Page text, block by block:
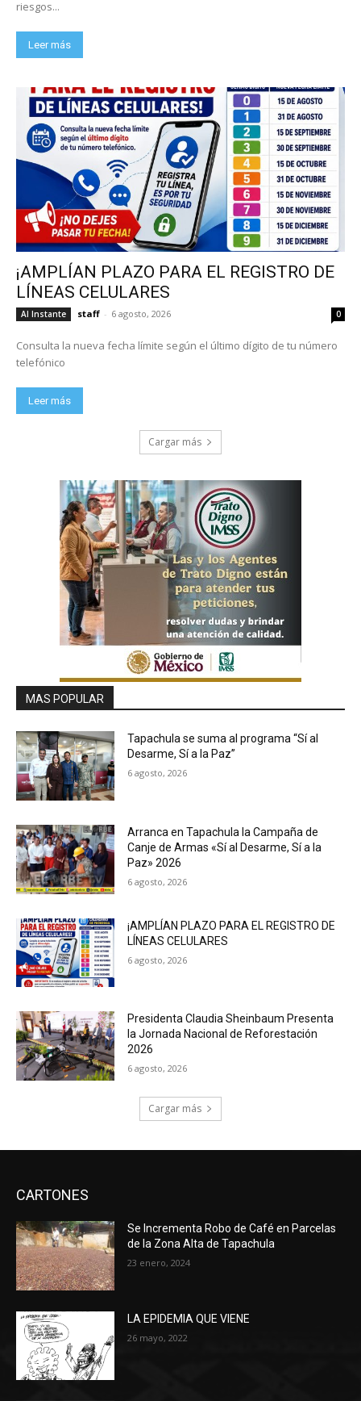
riesgos...
Leer más
¡AMPLÍAN PLAZO PARA EL REGISTRO DE
LÍNEAS CELULARES
Al Instante staff - 6 agosto, 2026 0
Consulta la nueva fecha límite según el último dígito de tu número
telefónico
Leer más
Cargar más
MAS POPULAR
Tapachula se suma al programa “Sí al
Desarme, Sí a la Paz”
6 agosto, 2026
Arranca en Tapachula la Campaña de
Canje de Armas «Sí al Desarme, Sí a la
Paz» 2026
6 agosto, 2026
¡AMPLÍAN PLAZO PARA EL REGISTRO DE
LÍNEAS CELULARES
6 agosto, 2026
Presidenta Claudia Sheinbaum Presenta
la Jornada Nacional de Reforestación
2026
6 agosto, 2026
Cargar más
CARTONES
Se Incrementa Robo de Café en Parcelas
de la Zona Alta de Tapachula
23 enero, 2024
LA EPIDEMIA QUE VIENE
26 mayo, 2022